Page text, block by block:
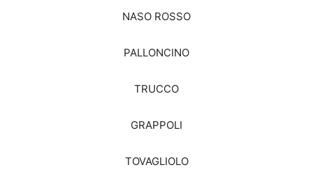
NASO ROSSO
PALLONCINO
TRUCCO
GRAPPOLI
TOVAGLIOLO